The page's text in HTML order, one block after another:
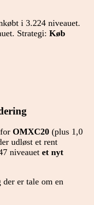
i 3.224 niveauet.
Strategi: Køb
OMXC20 (plus 1,0
udløst et rent
niveauet et nyt
er tale om en